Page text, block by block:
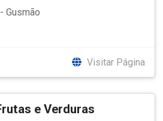
Gusmão
Visitar Página
e Verduras